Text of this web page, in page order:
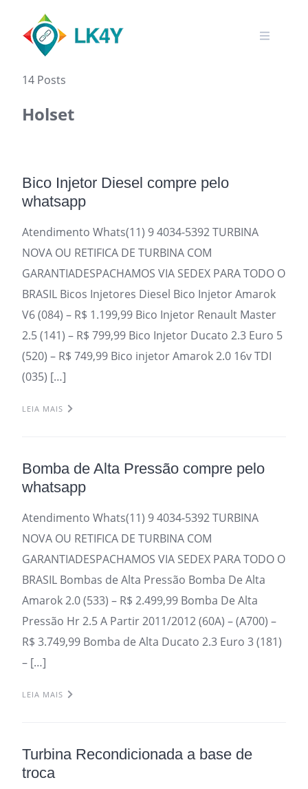
content
14 Posts
Holset
Bico Injetor Diesel compre pelo
whatsapp
Atendimento Whats(11) 9 4034-5392 TURBINA
NOVA OU RETIFICA DE TURBINA COM
GARANTIADESPACHAMOS VIA SEDEX PARA TODO O
BRASIL Bicos Injetores Diesel Bico Injetor Amarok
V6 (084) – R$ 1.199,99 Bico Injetor Renault Master
2.5 (141) – R$ 799,99 Bico Injetor Ducato 2.3 Euro 5
(520) – R$ 749,99 Bico injetor Amarok 2.0 16v TDI
(035) […]
LEIA MAIS
Bomba de Alta Pressão compre pelo
whatsapp
Atendimento Whats(11) 9 4034-5392 TURBINA
NOVA OU RETIFICA DE TURBINA COM
GARANTIADESPACHAMOS VIA SEDEX PARA TODO O
BRASIL Bombas de Alta Pressão Bomba De Alta
Amarok 2.0 (533) – R$ 2.499,99 Bomba De Alta
Pressão Hr 2.5 A Partir 2011/2012 (60A) – (A700) –
R$ 3.749,99 Bomba de Alta Ducato 2.3 Euro 3 (181)
– […]
LEIA MAIS
Turbina Recondicionada a base de
troca